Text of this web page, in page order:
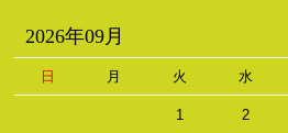
2026年09月
日 月 火 水
1 2